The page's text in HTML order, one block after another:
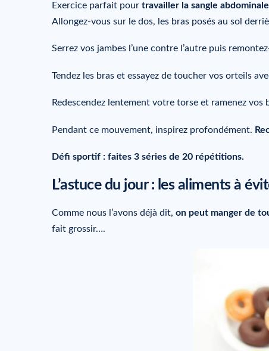
Exercice parfait pour travailler la sangle
Allongez-vous sur le dos, les bras posés au sol
Serrez vos jambes l’une contre l’autre puis
Tendez les bras et essayez de toucher vos orteils
Redescendez lentement votre torse et ramenez vos
Pendant ce mouvement, inspirez profondément.
Défi sportif : faites 3 séries de 20 répétitions.
L’astuce du jour : les aliments à
Comme nous l’avons déjà dit, on peut manger de
fait grossir….